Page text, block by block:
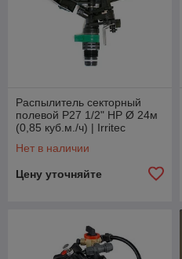
Распылитель секторный
полевой Р27 1/2" НР Ø 24м
(0,85 куб.м./ч) | Irritec
Нет в наличии
Цену уточняйте